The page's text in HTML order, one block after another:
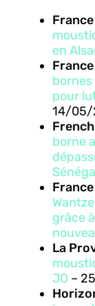
en
bornes
pour
14/05/
borne
grâce
La
JO –